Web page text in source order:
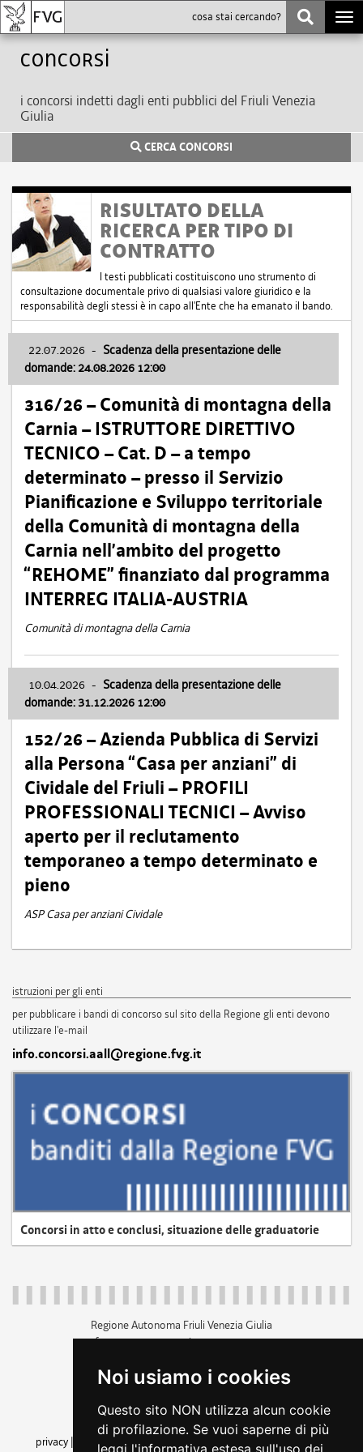
Noi usiamo i cookies
Questo sito NON utilizza alcun cookie
di profilazione. Se vuoi saperne di più
leggi l'informativa estesa sull'uso dei
Concorsi
i concorsi indetti dagli enti pubblici del Friuli Venezia
Giulia
CERCA CONCORSI
RISULTATO DELLA
RICERCA PER TIPO DI
CONTRATTO
I testi pubblicati costituiscono uno strumento di
consultazione documentale privo di qualsiasi valore giuridico e la
responsabilità degli stessi è in capo all'Ente che ha emanato il bando.
22.07.2026 - Scadenza della presentazione delle
domande: 24.08.2026 12:00
316/26 – Comunità di montagna della
Carnia – ISTRUTTORE DIRETTIVO
TECNICO – Cat. D – a tempo
determinato – presso il Servizio
Pianificazione e Sviluppo territoriale
della Comunità di montagna della
Carnia nell’ambito del progetto
“REHOME” finanziato dal programma
INTERREG ITALIA-AUSTRIA
Comunità di montagna della Carnia
10.04.2026 - Scadenza della presentazione delle
domande: 31.12.2026 12:00
152/26 – Azienda Pubblica di Servizi
alla Persona “Casa per anziani” di
Cividale del Friuli – PROFILI
PROFESSIONALI TECNICI – Avviso
aperto per il reclutamento
temporaneo a tempo determinato e
pieno
ASP Casa per anziani Cividale
istruzioni per gli enti
per pubblicare i bandi di concorso sul sito della Regione gli enti devono
utilizzare l'e-mail
info.concorsi.aall@regione.fvg.it
Concorsi in atto e conclusi, situazione delle graduatorie
Regione Autonoma Friuli Venezia Giulia
c.f. 80014930327; p.iva 00526040324
+39 040 3771111
amministrazione trasparente
privacy
cookie |note legali accessibilità
dichiarazione di